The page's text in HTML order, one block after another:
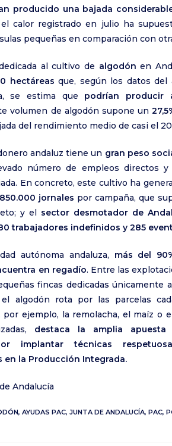
producido una bajada
calor registrado en julio ha
pequeñas en comparación con
al cultivo de algodónen
hectáreas que, según los datos del
se estima que podrían producir
volumen de algodón supone un
del rendimiento medio de casi el
andaluz tiene un gran peso
número de empleos directos
En concreto, este cultivo ha
850.000 jornales por campaña, que
y el sector desmotador de
trabajadores indefinidos y 285
autónoma andaluza, más del
en regadío. Entre las
fincas dedicadas únicamente
algodón rota por las parcelas
por ejemplo, la remolacha, el maíz o
destaca la amplia
implantar técnicas
en la Producción Integrada.
Andalucía
, AYUDAS PAC, JUNTA DE ANDALUCÍA, PAC,